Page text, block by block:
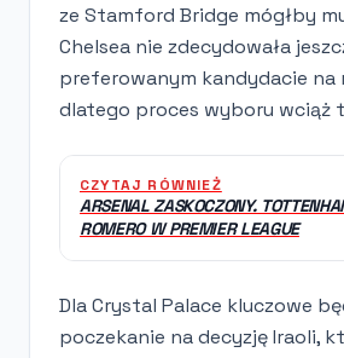
ze Stamford Bridge mógłby
Chelsea nie zdecydowała
preferowanym kandydacie na
dlatego proces wyboru wciąż
CZYTAJ RÓWNIEŻ
ARSENAL ZASKOCZONY.
ROMERO W PREMIER LEAGUE
Dla Crystal Palace kluczowe
poczekanie na decyzję Iraoli,